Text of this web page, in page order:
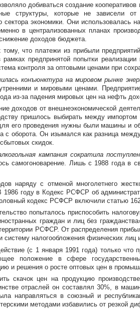
добиваться создание
структуры, которые не зависели
сектора экономики. Они использовалась
в централизованных планах
доходов бюджета.
тому, что платежи из прибыли
предпринятой попытки
контроля за оптовыми ценами при
конъюнктура на мировом рынке
и мировыми ценами.
из-западения мировых цен на нефть
доходов от внешнеэкономической
пришлось выбирать между
его проведения нужны были машины и
с оборота. Он изымался как разница
скидок.
кампания сократила
самогоноварение. Лишь с 1988 года в
наряду с отменой многолетнего
1986 году в Кодекс РСФСР об
кодекс РСФСР включили статью
попыталось приспособить
граждан и лиц без
РСФСР. От распределения
систему налогообложения физических лиц
(с 1 января 1991 года) только
положение в сфере
и решения о росте оптовых цен в
скачок цен на продукцию
отраслей он составлял 30%, в
направляться в союзный и
методами избавились от резкой